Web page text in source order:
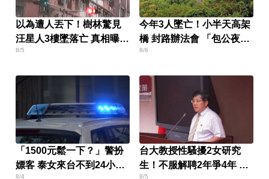
以為遭人丟下！樹林驚見
汪星人3樓墜落亡 真相曝光
飼主挨罰1.5萬
8/5
今年3人墜亡！小半天高架
橋 封路辦法會 「包公夜
審」為亡魂祈福
8/6
「1500元鬆一下？」警扮
嫖客 泰女來台不到24小時
8/4
台大教授性騷擾2女研究
生！不服解聘2年爭4年 結
8/5